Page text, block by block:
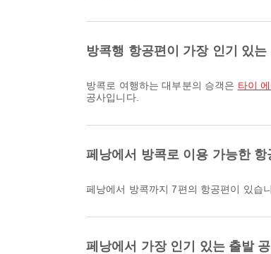
방콕행 항공편이 가장 인기 있
방콕로 여행하는 대부분의 승객은 타이
공사입니다.
페낭에서 방콕로 이용 가능한
페낭에서 방콕까지 7편의 항공편이 있습
페낭에서 가장 인기 있는 출발